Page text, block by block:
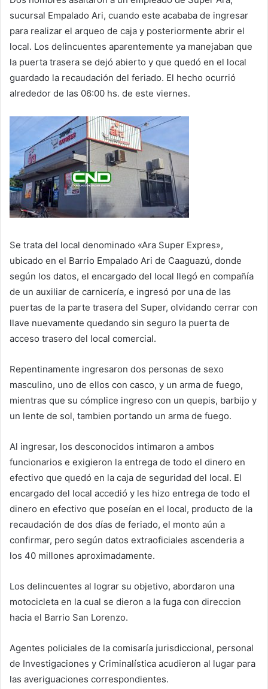
sucursal Empalado Ari, cuando este acababa de ingresar
para realizar el arqueo de caja y posteriormente abrir el
local. Los delincuentes aparentemente ya manejaban que
la puerta trasera se dejó abierto y que quedó en el local
guardado la recaudación del feriado. El hecho ocurrió
alrededor de las 06:00 hs. de este viernes.
Se trata del local denominado «Ara Super Expres»,
ubicado en el Barrio Empalado Ari de Caaguazú, donde
según los datos, el encargado del local llegó en compañía
de un auxiliar de carnicería, e ingresó por una de las
puertas de la parte trasera del Super, olvidando cerrar con
llave nuevamente quedando sin seguro la puerta de
acceso trasero del local comercial.
Repentinamente ingresaron dos personas de sexo
masculino, uno de ellos con casco, y un arma de fuego,
mientras que su cómplice ingreso con un quepis, barbijo y
un lente de sol, tambien portando un arma de fuego.
Al ingresar, los desconocidos intimaron a ambos
funcionarios e exigieron la entrega de todo el dinero en
efectivo que quedó en la caja de seguridad del local. El
encargado del local accedió y les hizo entrega de todo el
dinero en efectivo que poseían en el local, producto de la
recaudación de dos días de feriado, el monto aún a
confirmar, pero según datos extraoficiales ascenderia a
los 40 millones aproximadamente.
Los delincuentes al lograr su objetivo, abordaron una
motocicleta en la cual se dieron a la fuga con direccion
hacia el Barrio San Lorenzo.
Agentes policiales de la comisaría jurisdiccional, personal
de Investigaciones y Criminalística acudieron al lugar para
las averiguaciones correspondientes.